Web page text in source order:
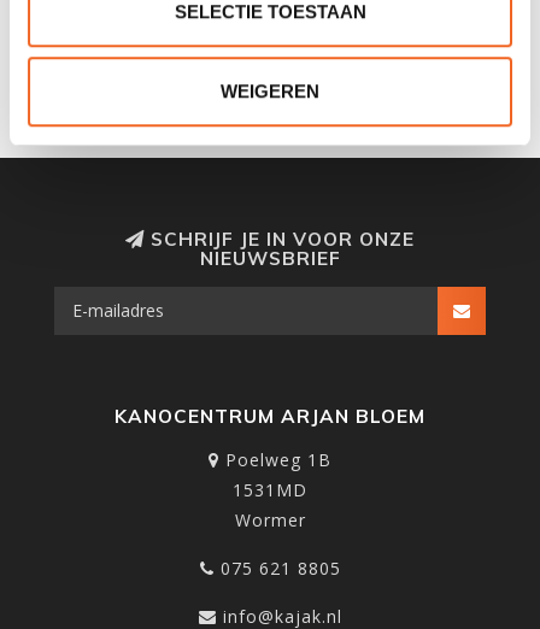
SELECTIE TOESTAAN
WEIGEREN
€1.965,00€1.095,00 €1.965,00€1.095,00
SCHRIJF JE IN VOOR ONZE
NIEUWSBRIEF
KANOCENTRUM ARJAN BLOEM
Poelweg 1B
1531MD
Wormer
075 621 8805
info@kajak.nl